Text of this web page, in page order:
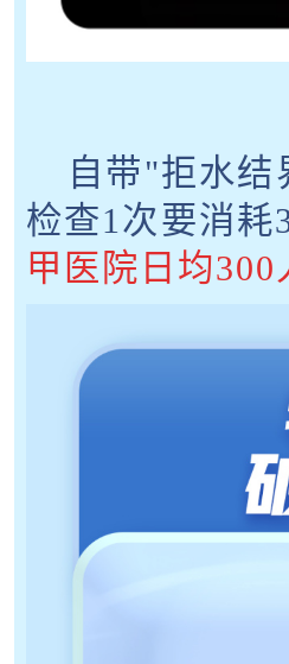
自带"拒水结
检查1次要消
甲医院日均